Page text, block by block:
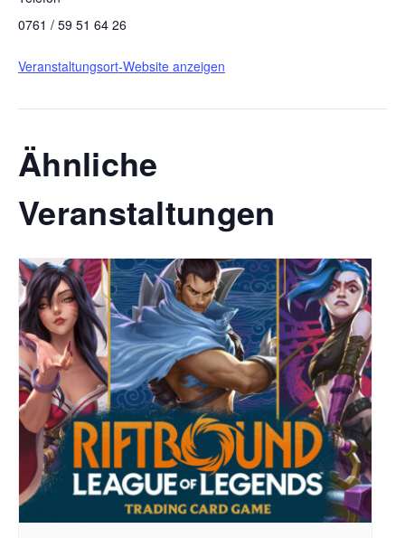
0761 / 59 51 64 26
Veranstaltungsort-Website anzeigen
Ähnliche
Veranstaltungen